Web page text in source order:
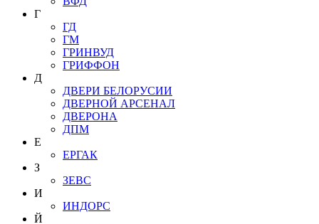
Г
ГД
ГМ
ГРИНВУД
ГРИФФОН
Д
ДВЕРИ БЕЛОРУСИИ
ДВЕРНОЙ АРСЕНАЛ
ДВЕРОНА
ДПМ
Е
ЕРГАК
З
ЗЕВС
И
ИНДОРС
Й